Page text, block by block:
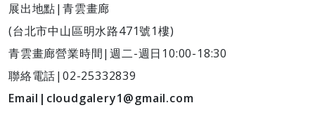
展出地點|青雲畫廊
(台北市中山區明水路471號1樓)
青雲畫廊營業時間|週二-週日10:00-18:30
聯絡電話|02-25332839
Email|cloudgalery1@gmail.com